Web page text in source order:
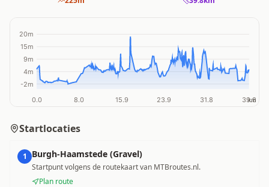
Startlocaties
1 Burgh-Haamstede (Gravel)
Startpunt volgens de routekaart van MTBroutes.nl.
Plan route